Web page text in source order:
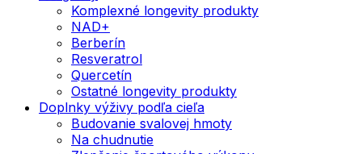
Komplexné longevity produkty
NAD+
Berberín
Resveratrol
Quercetín
Ostatné longevity produkty
Doplnky výživy podľa cieľa
Budovanie svalovej hmoty
Na chudnutie